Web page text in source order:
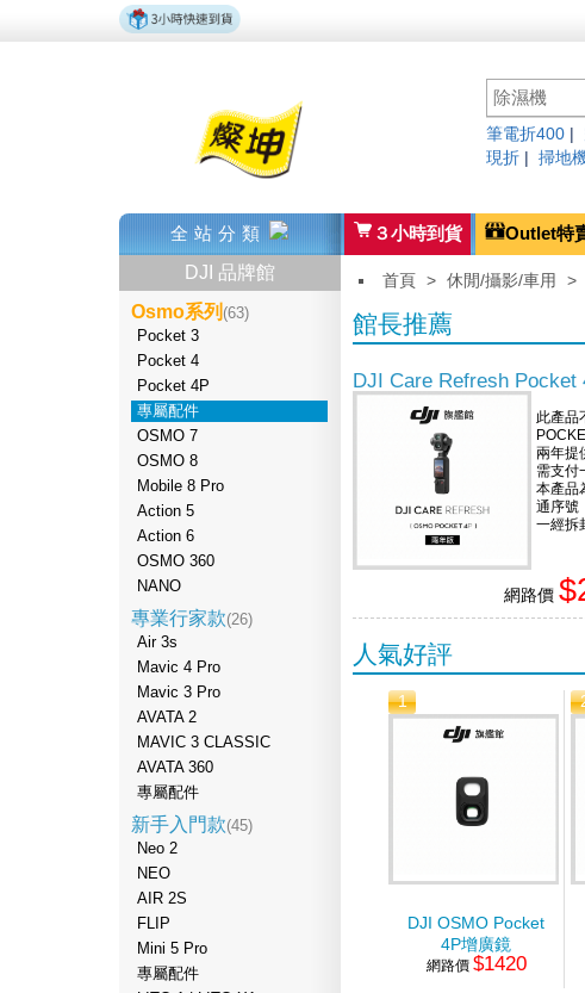
筆電折400
現折
掃地
全站分類 ３小時到貨 Outlet特
DJI 品牌館
Osmo系列 (63)
Pocket 3
Pocket 4
Pocket 4P
專屬配件
OSMO 7
OSMO 8
Mobile 8 Pro
Action 5
Action 6
OSMO 360
NANO
專業行家款(26)
Air 3s
Mavic 4 Pro
Mavic 3 Pro
AVATA 2
MAVIC 3 CLASSIC
AVATA 360
專屬配件
新手入門款(45)
Neo 2
NEO
AIR 2S
FLIP
Mini 5 Pro
專屬配件
首頁 > 休閒/攝影/車用 >
館長推薦
DJI Care Refresh Pocket
此產品
兩年提
需支付
本產品
通序號
一經拆
網路價
人氣好評
1
DJI OSMO Pocket
4P增廣鏡
網路價 $1420